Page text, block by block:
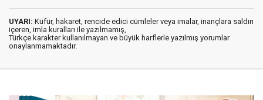
UYARI: Küfür, hakaret, rencide edici cümleler veya imalar, inançlara saldırı
içeren, imla kuralları ile yazılmamış,
Türkçe karakter kullanılmayan ve büyük harflerle yazılmış yorumlar
onaylanmamaktadır.